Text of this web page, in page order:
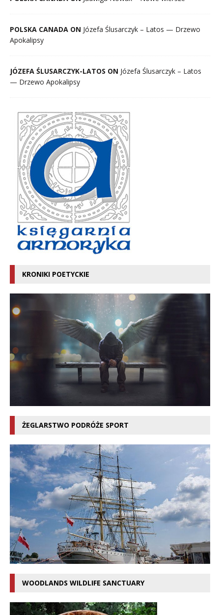
POLSKA CANADA ON Józefa Ślusarczyk – Latos — Drzewo
Apokalipsy
JÓZEFA ŚLUSARCZYK-LATOS ON Józefa Ślusarczyk – Latos
— Drzewo Apokalipsy
KRONIKI POETYCKIE
ŻEGLARSTWO PODRÓŻE SPORT
WOODLANDS WILDLIFE SANCTUARY